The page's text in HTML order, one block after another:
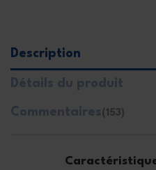
Description
Détails du produit
Commentaires (153)